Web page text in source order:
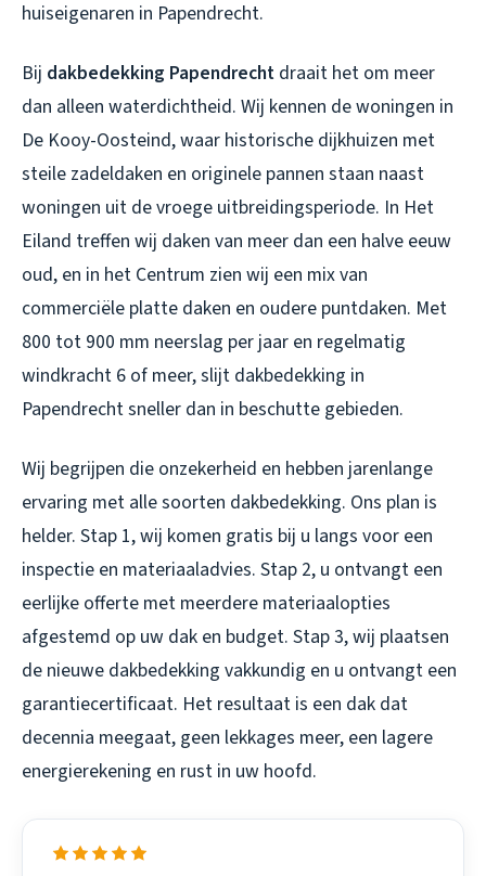
huiseigenaren in Papendrecht.
Bij dakbedekking Papendrecht draait het om meer
dan alleen waterdichtheid. Wij kennen de woningen in
De Kooy-Oosteind, waar historische dijkhuizen met
steile zadeldaken en originele pannen staan naast
woningen uit de vroege uitbreidingsperiode. In Het
Eiland treffen wij daken van meer dan een halve eeuw
oud, en in het Centrum zien wij een mix van
commerciële platte daken en oudere puntdaken. Met
800 tot 900 mm neerslag per jaar en regelmatig
windkracht 6 of meer, slijt dakbedekking in
Papendrechtsneller dan in beschutte gebieden.
Wij begrijpen die onzekerheid en hebben jarenlange
ervaring met alle soorten dakbedekking. Ons plan is
helder. Stap 1, wij komen gratis bij u langs voor een
inspectie en materiaaladvies. Stap 2, u ontvangt een
eerlijke offerte met meerdere materiaalopties
afgestemd op uw dak en budget. Stap 3, wij plaatsen
de nieuwe dakbedekking vakkundig en u ontvangt een
garantiecertificaat. Het resultaat is een dak dat
decennia meegaat, geen lekkages meer, een lagere
energierekening en rust in uw hoofd.